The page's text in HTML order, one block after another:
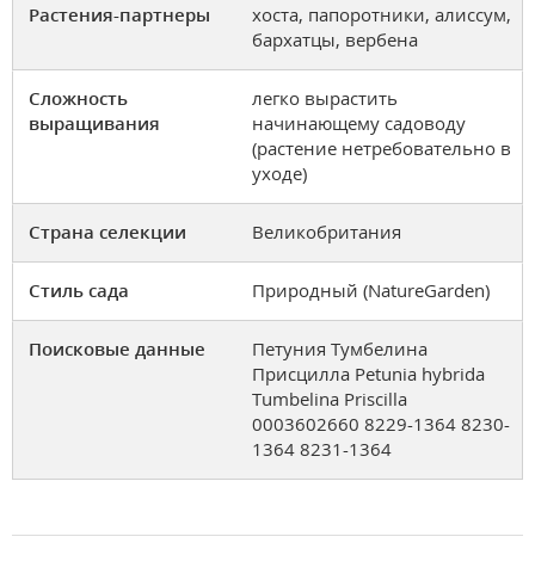
Растения-партнеры
хоста, папоротники, алиссум,
бархатцы, вербена
Сложность
выращивания
легко вырастить
начинающему садоводу
(растение нетребовательно в
уходе)
Страна селекции Великобритания
Стиль сада Природный (NatureGarden)
Поисковые данные
Петуния Тумбелина
Присцилла Petunia hybrida
Tumbelina Priscilla
0003602660 8229-1364 8230-
1364 8231-1364